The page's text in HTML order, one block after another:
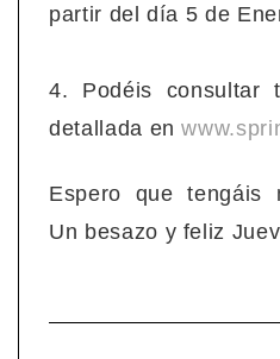
partir del día 5 de
4. Podéis consultar
detallada en
Espero que tengáis
Un besazo y feliz